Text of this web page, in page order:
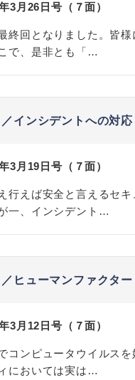
3月26日号（７面）
終回となりました。皆
で、是非とも「…
インシデントへの対応
3月19日号（７面）
行えば安全と言えるセ
一、インシデント…
ヒューマンファクター
3月12日号（７面）
コンピュータウイルス
においては実は…